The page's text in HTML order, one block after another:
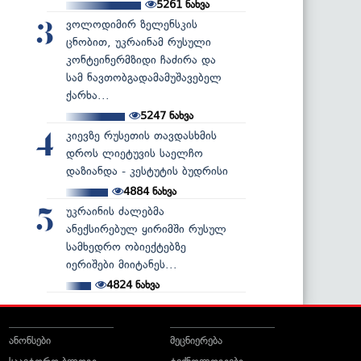
5261 ნახვა
3
ვოლოდიმირ ზელენსკის
ცნობით, უკრაინამ რუსული
კონტეინერმზიდი ჩაძირა და
სამ ნავთობგადამამუშავებელ
ქარხა...
5247ნახვა
4
კიევზე რუსეთის თავდასხმის
დროს ლიეტუვის საელჩო
დაზიანდა - კესტუტის ბუდრისი
4884ნახვა
5
უკრაინის ძალებმა
ანექსირებულ ყირიმში რუსულ
სამხედრო ობიექტებზე
იერიშები მიიტანეს...
4824ნახვა
ანონსები
მეცნიერება